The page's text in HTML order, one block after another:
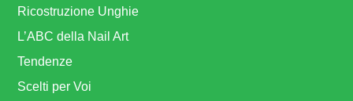
Ricostruzione Unghie
L’ABC della Nail Art
Tendenze
Scelti per Voi